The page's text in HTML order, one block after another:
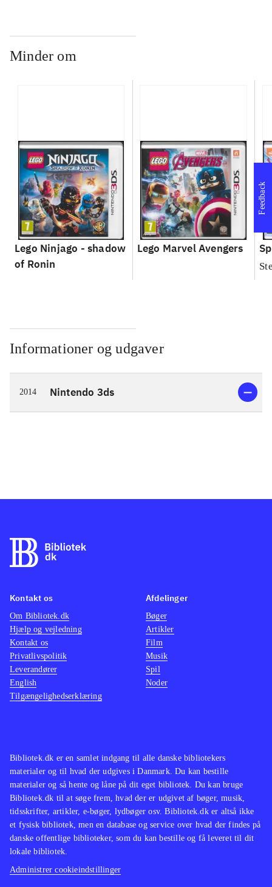
Minder om
Lego Ninjago - shadow
of Ronin
Lego Marvel Avengers
Informationer og udgaver
2014 Nintendo 3ds
Feedback
Bibliotek.dk er en samlet indgang til alle danske bibliotekers
materialer og til hvad der udgives i Danmark. Du kan bestille
materialer og så hente og låne på dit eget bibliotek. Du kan bruge
Bibliotek.dk til at søge frem, hvad der er udgivet af bøger, musik,
tidsskrifter, artikler, e-bøger, lydbøger osv. Bibliotek.dk er altså ikke
et fysisk bibliotek, men en database og service over hvad der findes på
danske offentlige biblioteker, som du kan bestille og få leveret til dit
lokale bibliotek.
Administrer cookieindstillinger
Kontakt os
Om Bibliotek.dk
Hjælp og vejledning
Kontakt os
Privatlivspolitik
Leverandører
English
Tilgængelighedserklæring
Afdelinger
Bøger
Artikler
Film
Musik
Spil
Noder